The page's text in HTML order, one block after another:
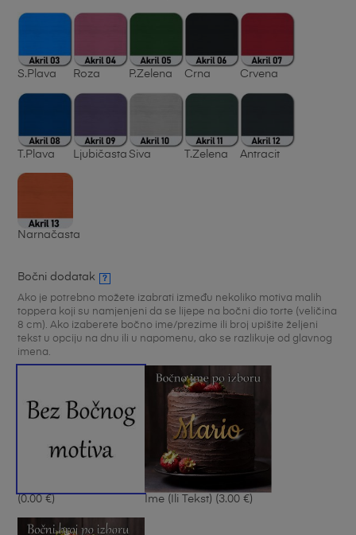
S.Plava Roza P.Zelena Crna Crvena
T.Plava Ljubičasta Siva T.Zelena Antracit
Narnačasta
Bočni dodatak ?
Ako je potrebno možete izabrati između nekoliko motiva malih
toppera koji su namjenjeni da se lijepe na bočni dio torte (veličina
8 cm). Ako izaberete bočno ime/prezime ili broj upišite željeni
tekst u opciju na dnu ili u napomenu, ako se razlikuje od glavnog
imena.
(0.00 €) Ime (ili Tekst) (3.00 €)